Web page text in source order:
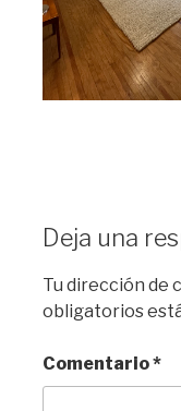
Deja una
Tu dirección de
obligatorios
Comentario*